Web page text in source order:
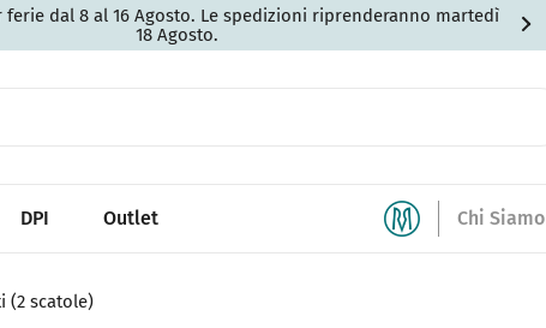
ferie dal 8 al 16 Agosto. Le spedizioni riprenderanno martedì
18 Agosto.
DPI Outlet Chi Siamo
(2 scatole)